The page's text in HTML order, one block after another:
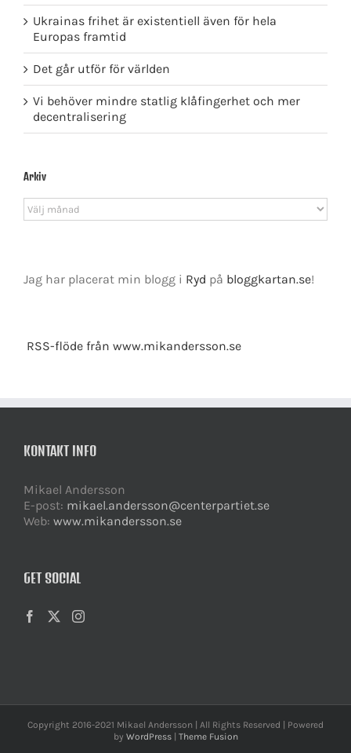
Ukrainas frihet är existentiell även för hela
Europas framtid
Det går utför för världen
Vi behöver mindre statlig klåfingerhet och mer
decentralisering
Arkiv
Arkiv
Jag har placerat min blogg i Ryd på bloggkartan.se!
RSS-flöde från www.mikandersson.se
KONTAKT INFO
Mikael Andersson
E-post: mikael.andersson@centerpartiet.se
Web: www.mikandersson.se
GET SOCIAL
Copyright 2016-2021 Mikael Andersson | All Rights Reserved | Powered
by WordPress| Theme Fusion